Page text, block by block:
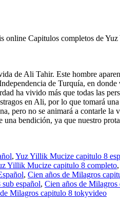
Capitulos completos de
de Ali Tahir. Este hombre
de Turquía, en
ha vivido más que todas las
en Ali, por lo que tomará
pero no se animará a contarle
bendición, ya que nuestro
, Yuz Yillik Mucize capitulo 8
Yillik Mucize capitulo 8 completo,
, Cien años de Milagros
español, Cien años de
Milagros capitulo 8 tokyvideo